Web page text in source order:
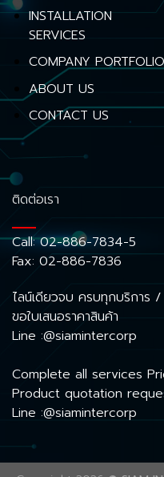
INSTALLATION
SERVICES
COMPANY PORTFOLIO
ABOUT US
CONTACT US
ติดต่อเรา
Call:02-886-7834-5
Fax: 02-886-7836
ไลน์เดียวจบ ครบทุกบริการ
ขอใบเสนอราคาสินค้า
Line :@siamintercorp
Complete all services
Product quotation
Line :@siamintercorp